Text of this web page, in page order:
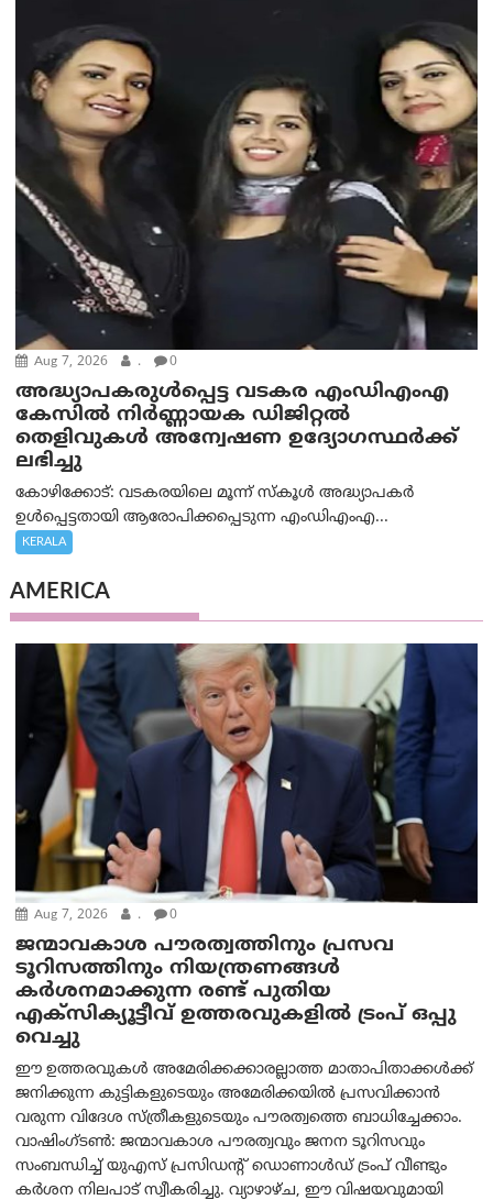
Aug 7, 2026 . 0
അദ്ധ്യാപകരുള്‍പ്പെട്ട വടകര എംഡി‌എം‌എ
കേസില്‍ നിര്‍ണ്ണായക ഡിജിറ്റല്‍
തെളിവുകള്‍ അന്വേഷണ ഉദ്യോഗസ്ഥര്‍ക്ക്
ലഭിച്ചു
കോഴിക്കോട്: വടകരയിലെ മൂന്ന് സ്കൂൾ അദ്ധ്യാപകർ
ഉൾപ്പെട്ടതായി ആരോപിക്കപ്പെടുന്ന എംഡിഎംഎ...
KERALA
AMERICA
Aug 7, 2026 . 0
ജന്മാവകാശ പൗരത്വത്തിനും പ്രസവ
ടൂറിസത്തിനും നിയന്ത്രണങ്ങൾ
കർശനമാക്കുന്ന രണ്ട് പുതിയ
എക്സിക്യൂട്ടീവ് ഉത്തരവുകളിൽ ട്രംപ് ഒപ്പു
വെച്ചു
ഈ ഉത്തരവുകൾ അമേരിക്കക്കാരല്ലാത്ത മാതാപിതാക്കൾക്ക്
ജനിക്കുന്ന കുട്ടികളുടെയും അമേരിക്കയിൽ പ്രസവിക്കാൻ
വരുന്ന വിദേശ സ്ത്രീകളുടെയും പൗരത്വത്തെ ബാധിച്ചേക്കാം.
വാഷിംഗ്ടണ്‍: ജന്മാവകാശ പൗരത്വവും ജനന ടൂറിസവും
സംബന്ധിച്ച് യുഎസ് പ്രസിഡന്റ് ഡൊണാൾഡ് ട്രംപ് വീണ്ടും
കർശന നിലപാട് സ്വീകരിച്ചു. വ്യാഴാഴ്ച, ഈ വിഷയവുമായി